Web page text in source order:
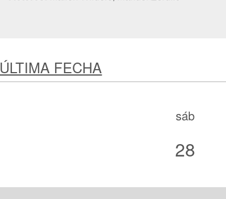
ÚLTIMA FECHA
sáb
28